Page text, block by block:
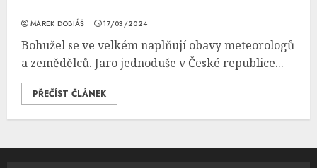
MAREK DOBIÁŠ 17/03/2024
Bohužel se ve velkém naplňují obavy meteorologů
a zemědělců. Jaro jednoduše v České republice...
PŘEČÍST ČLÁNEK